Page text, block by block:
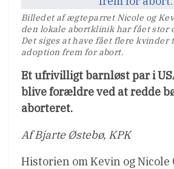
Billedet af ægteparret Nicole og
den lokale abortklinik har fået stor
Det siges at have fået flere
adoption frem for abort.
Et ufrivilligt barnløst par i
blive forældre ved at redde
aborteret.
Af Bjarte Østebø, KPK
Historien om Kevin og Nicole